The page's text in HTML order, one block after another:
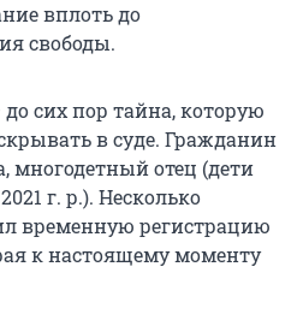
вплоть до
свободы.
сих пор тайна, которую
в суде. Гражданин
многодетный отец (дети
г. р.). Несколько
временную регистрацию
к настоящему моменту